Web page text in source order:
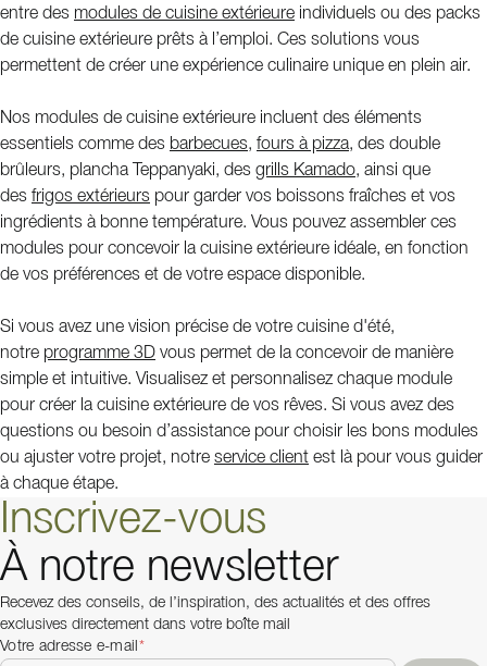
entre des modules de cuisine extérieure individuels ou des packs
de cuisine extérieure prêts à l’emploi. Ces solutions vous
permettent de créer une expérience culinaire unique en plein air.
Nos modules de cuisine extérieure incluent des éléments
essentiels comme des barbecues, fours à pizza, des double
brûleurs, plancha Teppanyaki, des grills Kamado, ainsi que
des frigos extérieurs pour garder vos boissons fraîches et vos
ingrédients à bonne température. Vous pouvez assembler ces
modules pour concevoir la cuisine extérieure idéale, en fonction
de vos préférences et de votre espace disponible.
Si vous avez une vision précise de votre cuisine d'été,
notre programme 3D vous permet de la concevoir de manière
simple et intuitive. Visualisez et personnalisez chaque module
pour créer la cuisine extérieure de vos rêves. Si vous avez des
questions ou besoin d’assistance pour choisir les bons modules
ou ajuster votre projet, notre service client est là pour vous guider
à chaque étape.
Inscrivez-vous
À notre newsletter
Recevez des conseils, de l’inspiration, des actualités et des offres
exclusives directement dans votre boîte mail
Votre adresse e-mail
*